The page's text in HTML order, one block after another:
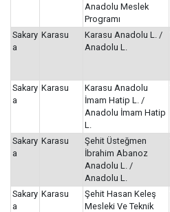
Anadolu Meslek
Programı
Sakary
a
Karasu
Karasu Anadolu L. /
Anadolu L.
Sakary
a
Karasu
Karasu Anadolu
İmam Hatip L. /
Anadolu İmam Hatip
L.
Sakary
a
Karasu
Şehit Üsteğmen
İbrahim Abanoz
Anadolu L. /
Anadolu L.
Sakary
a
Karasu
Şehit Hasan Keleş
Mesleki Ve Teknik